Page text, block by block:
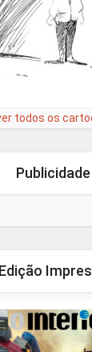
todos os
Publicidade
Edição